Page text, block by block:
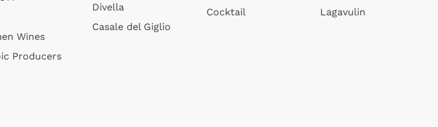
Wines
Producers
Divella
Casale del Giglio
Cocktail
Lagavulin